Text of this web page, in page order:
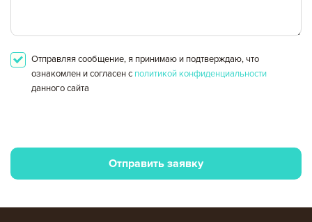
Отправляя сообщение, я принимаю и подтверждаю, что
ознакомлен и согласен с политикой конфиденциальности
данного сайта
Отправить заявку